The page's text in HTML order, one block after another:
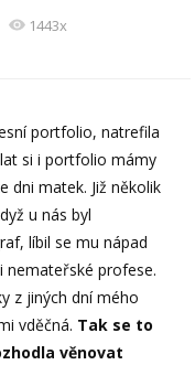
1443x
portfolio, natrefila
si i portfolio mámy
dni matek. Již několik
u nás byl
líbil se mu nápad
nemateřské profese.
z jiných dní mého
vděčná. Tak se to
věnovat